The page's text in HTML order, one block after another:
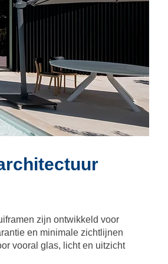
zijn ontwikkeld voor
en minimale zichtlijnen
vooral glas, licht en uitzicht